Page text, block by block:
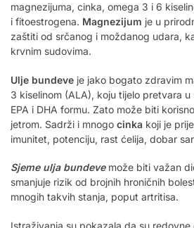
magnezijuma, cinka, omega 3 i 6
i fitoestrogena. Magnezijum je u
zaštiti od srčanog i moždanog udara,
krvnim sudovima.
Ulje bundeve je jako bogato zdravim
3 kiselinom (ALA), koju tijelo pretvara
EPA i DHA formu. Zato može biti
jetrom. Sadrži i mnogo cinka koji je
imunitet, potenciju, rast ćelija, dobar
Sjeme ulja bundeve može biti važan
smanjuje rizik od brojnih hroničnih
mnogih takvih stanja, poput artritisa.
Istraživanja su pokazala da su